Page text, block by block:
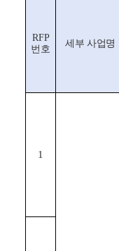
RFP
번호
세부 사업명
1